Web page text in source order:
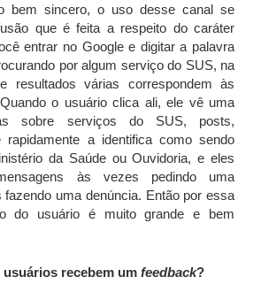
bem sincero, o uso desse canal se
que é feita a respeito do caráter
entrar no Google e digitar a palavra
por algum serviço do SUS, na
resultados várias correspondem às
o usuário clica ali, ele vê uma
sobre serviços do SUS, posts,
rapidamente a identifica como sendo
da Saúde ou Ouvidoria, e eles
às vezes pedindo uma
uma denúncia. Então por essa
do usuário é muito grande e bem
usuários recebem um feedback?